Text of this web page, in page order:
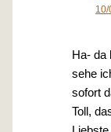
Ha- da
sehe
sofort
Toll,